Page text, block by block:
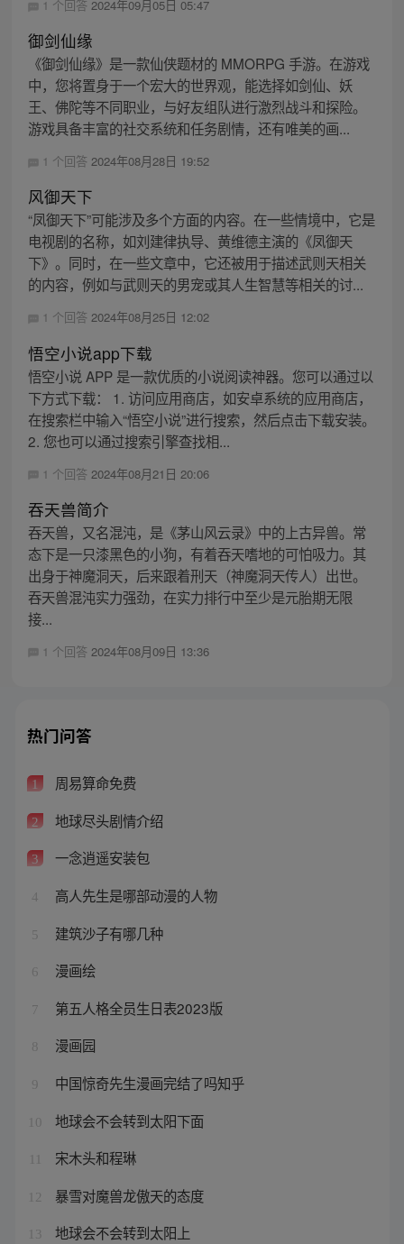
1 个回答 2024年09月05日 05:47
御剑仙缘
《御剑仙缘》是一款仙侠题材的 MMORPG 手游。在游戏
中，您将置身于一个宏大的世界观，能选择如剑仙、妖
王、佛陀等不同职业，与好友组队进行激烈战斗和探险。
游戏具备丰富的社交系统和任务剧情，还有唯美的画...
1 个回答 2024年08月28日 19:52
风御天下
“凤御天下”可能涉及多个方面的内容。在一些情境中，它是
电视剧的名称，如刘建律执导、黄维德主演的《凤御天
下》。同时，在一些文章中，它还被用于描述武则天相关
的内容，例如与武则天的男宠或其人生智慧等相关的讨...
1 个回答 2024年08月25日 12:02
悟空小说app下载
悟空小说 APP 是一款优质的小说阅读神器。您可以通过以
下方式下载： 1. 访问应用商店，如安卓系统的应用商店，
在搜索栏中输入“悟空小说”进行搜索，然后点击下载安装。
2. 您也可以通过搜索引擎查找相...
1 个回答 2024年08月21日 20:06
吞天兽简介
吞天兽，又名混沌，是《茅山风云录》中的上古异兽。常
态下是一只漆黑色的小狗，有着吞天嗜地的可怕吸力。其
出身于神魔洞天，后来跟着刑天（神魔洞天传人）出世。
吞天兽混沌实力强劲，在实力排行中至少是元胎期无限
接...
1 个回答 2024年08月09日 13:36
热门问答
1 周易算命免费
2 地球尽头剧情介绍
3 一念逍遥安装包
4 高人先生是哪部动漫的人物
5 建筑沙子有哪几种
6 漫画绘
7 第五人格全员生日表2023版
8 漫画园
9 中国惊奇先生漫画完结了吗知乎
10 地球会不会转到太阳下面
宋木头和程琳
12 暴雪对魔兽龙傲天的态度
13 地球会不会转到太阳上